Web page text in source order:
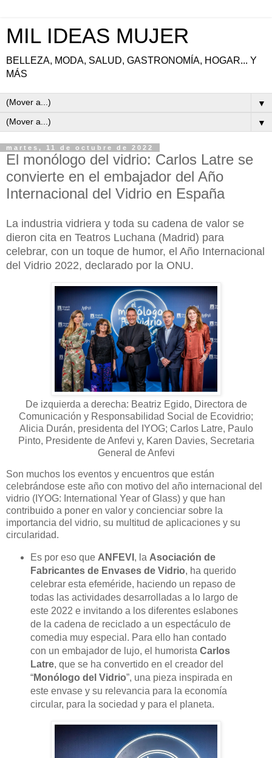
MIL IDEAS MUJER
BELLEZA, MODA, SALUD, GASTRONOMÍA, HOGAR... Y
MÁS
▼
▼
martes, 11 de octubre de 2022
El monólogo del vidrio: Carlos Latre se
convierte en el embajador del Año
Internacional del Vidrio en España
La industria vidriera y toda su cadena de valor se
dieron cita en Teatros Luchana (Madrid) para
celebrar, con un toque de humor, el Año Internacional
del Vidrio 2022, declarado por la ONU.
De izquierda a derecha: Beatriz Egido, Directora de
Comunicación y Responsabilidad Social de Ecovidrio;
Alicia Durán, presidenta del IYOG; Carlos Latre, Paulo
Pinto, Presidente de Anfevi y, Karen Davies, Secretaria
General de Anfevi
Son muchos los eventos y encuentros que están
celebrándose este año con motivo del año internacional del
vidrio (IYOG: International Year of Glass) y que han
contribuido a poner en valor y concienciar sobre la
importancia del vidrio, su multitud de aplicaciones y su
circularidad.
Es por eso que ANFEVI , la Asociación de
Fabricantes de Envases de Vidrio, ha querido
celebrar esta efeméride, haciendo un repaso de
todas las actividades desarrolladas a lo largo de
este 2022 e invitando a los diferentes eslabones
de la cadena de reciclado a un espectáculo de
comedia muy especial. Para ello han contado
con un embajador de lujo, el humorista Carlos
Latre, que se ha convertido en el creador del
“Monólogo del Vidrio”, una pieza inspirada en
este envase y su relevancia para la economía
circular, para la sociedad y para el planeta.